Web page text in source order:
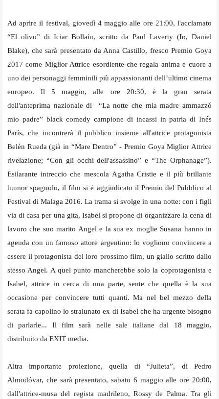
Ad aprire il festival, giovedì 4 maggio alle ore 21:00, l'acclamato
“El olivo” di Iciar Bollaín, scritto da Paul Laverty (Io, Daniel
Blake), che sarà presentato da Anna Castillo, fresco Premio Goya
2017 come Miglior Attrice esordiente che regala anima e cuore a
uno dei personaggi femminili più appassionanti dell’ultimo cinema
europeo. Il 5 maggio, alle ore 20:30, è la gran serata
dell'anteprima nazionale di “La notte che mia madre ammazzó
mio padre” black comedy campione di incassi in patria di Inés
París, che incontrerà il pubblico insieme all'attrice protagonista
Belén Rueda (già in “Mare Dentro” - Premio Goya Miglior Attrice
rivelazione; “Con gli occhi dell'assassino” e “The Orphanage”).
Esilarante intreccio che mescola Agatha Cristie e il più brillante
humor spagnolo, il film si è aggiudicato il Premio del Pubblico al
Festival di Malaga 2016. La trama si svolge in una notte: con i figli
via di casa per una gita, Isabel si propone di organizzare la cena di
lavoro che suo marito Angel e la sua ex moglie Susana hanno in
agenda con un famoso attore argentino: lo vogliono convincere a
essere il protagonista del loro prossimo film, un giallo scritto dallo
stesso Angel. A quel punto mancherebbe solo la coprotagonista e
Isabel, attrice in cerca di una parte, sente che quella è la sua
occasione per convincere tutti quanti. Ma nel bel mezzo della
serata fa capolino lo stralunato ex di Isabel che ha urgente bisogno
di parlarle... Il film sarà nelle sale italiane dal 18 maggio,
distribuito da EXIT media.
Altra importante proiezione, quella di “Julieta”, di Pedro
Almodóvar, che sarà presentato, sabato 6 maggio alle ore 20:00,
dall'attrice-musa del regista madrileno, Rossy de Palma. Tra gli